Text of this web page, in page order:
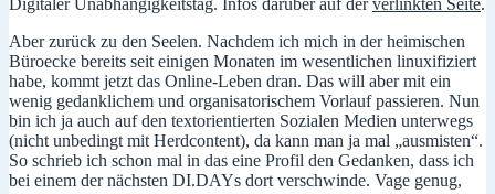
Digitaler Unabhängigkeitstag. Infos darüber auf derverlinkten Seite.
Aber zurück zu den Seelen. Nachdem ich mich in der heimischen
Büroecke bereits seit einigen Monaten im wesentlichen linuxifiziert
habe, kommt jetzt das Online-Leben dran. Das will aber mit ein
wenig gedanklichem und organisatorischem Vorlauf passieren. Nun
bin ich ja auch auf den textorientierten Sozialen Medien unterwegs
(nicht unbedingt mit Herdcontent), da kann man ja mal „ausmisten“.
So schrieb ich schon mal in das eine Profil den Gedanken, dass ich
bei einem der nächsten DI.DAYs dort verschwinde. Vage genug,